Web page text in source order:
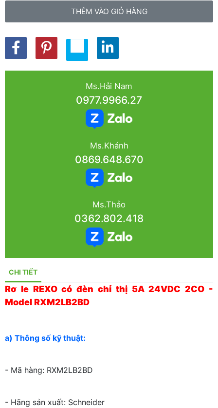
THÊM VÀO GIỎ HÀNG
Ms.Hải Nam
0977.9966.27
Ms.Khánh
0869.648.670
Ms.Thảo
0362.802.418
CHI TIẾT
Rơ le REXO có đèn chỉ thị 5A 24VDC 2CO -
Model RXM2LB2BD
a) Thông số kỹ thuật:
- Mã hàng: RXM2LB2BD
- Hãng sản xuất: Schneider